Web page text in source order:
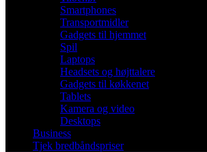
Smartphones
Transportmidler
Gadgets til hjemmet
Spil
Laptops
Headsets og højttalere
Gadgets til køkkenet
Tablets
Kamera og video
Desktops
Business
Tjek bredbåndspriser